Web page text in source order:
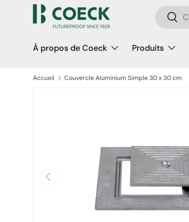
Aller au contenu Recherche
À propos de Coeck Produits
Accueil Couvercle Aluminium Simple 30 x 30 cm
Précédent